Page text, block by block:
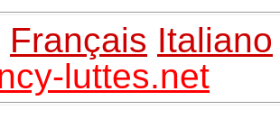
Français Italiano
luttes.net